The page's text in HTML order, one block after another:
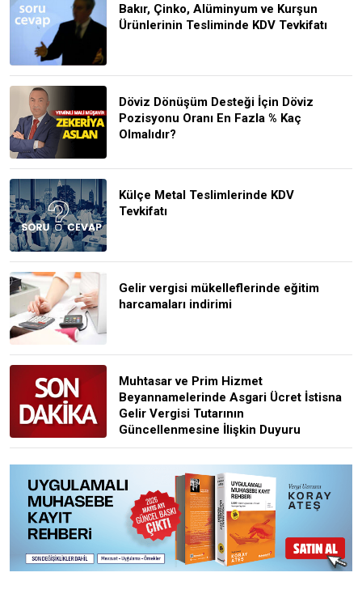
Bakır, Çinko, Alüminyum ve Kurşun
Ürünlerinin Tesliminde KDV Tevkifatı
Döviz Dönüşüm Desteği İçin Döviz
Pozisyonu Oranı En Fazla % Kaç
Olmalıdır?
Külçe Metal Teslimlerinde KDV
Tevkifatı
Gelir vergisi mükelleflerinde eğitim
harcamaları indirimi
Muhtasar ve Prim Hizmet
Beyannamelerinde Asgari Ücret İstisna
Gelir Vergisi Tutarının
Güncellenmesine İlişkin Duyuru